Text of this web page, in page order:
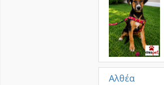
Αλθέα